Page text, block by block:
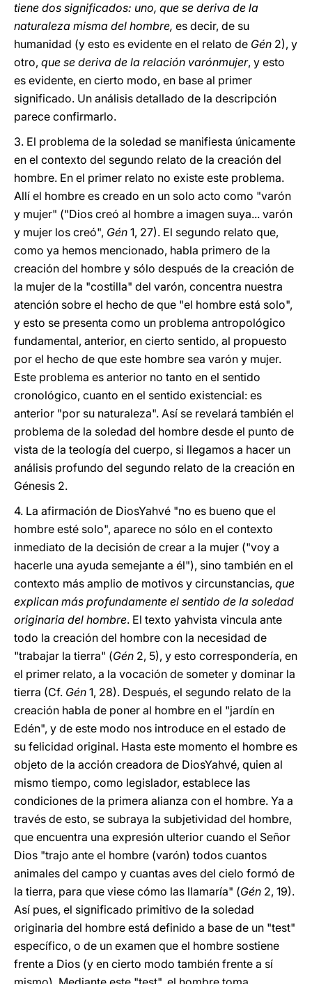
tiene dos significados: uno, que se deriva de la
naturaleza misma del hombre, es decir, de su
humanidad (y esto es evidente en el relato de Gén 2), y
otro, que se deriva de la relación varónmujer, y esto
es evidente, en cierto modo, en base al primer
significado. Un análisis detallado de la descripción
parece confirmarlo.
3. El problema de la soledad se manifiesta únicamente
en el contexto del segundo relato de la creación del
hombre. En el primer relato no existe este problema.
Allí el hombre es creado en un solo acto como "varón
y mujer" ("Dios creó al hombre a imagen suya... varón
y mujer los creó", Gén 1, 27). El segundo relato que,
como ya hemos mencionado, habla primero de la
creación del hombre y sólo después de la creación de
la mujer de la "costilla" del varón, concentra nuestra
atención sobre el hecho de que "el hombre está solo",
y esto se presenta como un problema antropológico
fundamental, anterior, en cierto sentido, al propuesto
por el hecho de que este hombre sea varón y mujer.
Este problema es anterior no tanto en el sentido
cronológico, cuanto en el sentido existencial: es
anterior "por su naturaleza". Así se revelará también el
problema de la soledad del hombre desde el punto de
vista de la teología del cuerpo, si llegamos a hacer un
análisis profundo del segundo relato de la creación en
Génesis 2.
4. La afirmación de DiosYahvé "no es bueno que el
hombre esté solo", aparece no sólo en el contexto
inmediato de la decisión de crear a la mujer ("voy a
hacerle una ayuda semejante a él"), sino también en el
contexto más amplio de motivos y circunstancias, que
explican más profundamente el sentido de la soledad
originaria del hombre. El texto yahvista vincula ante
todo la creación del hombre con la necesidad de
"trabajar la tierra" (Gén 2, 5), y esto correspondería, en
el primer relato, a la vocación de someter y dominar la
tierra (Cf. Gén 1, 28). Después, el segundo relato de la
creación habla de poner al hombre en el "jardín en
Edén", y de este modo nos introduce en el estado de
su felicidad original. Hasta este momento el hombre es
objeto de la acción creadora de DiosYahvé, quien al
mismo tiempo, como legislador, establece las
condiciones de la primera alianza con el hombre. Ya a
través de esto, se subraya la subjetividad del hombre,
que encuentra una expresión ulterior cuando el Señor
Dios "trajo ante el hombre (varón) todos cuantos
animales del campo y cuantas aves del cielo formó de
la tierra, para que viese cómo las llamaría" (Gén 2, 19).
Así pues, el significado primitivo de la soledad
originaria del hombre está definido a base de un "test"
específico, o de un examen que el hombre sostiene
frente a Dios (y en cierto modo también frente a sí